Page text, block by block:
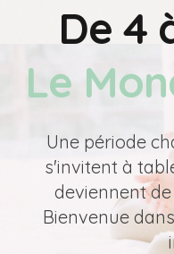
De 4
Le
Une période
s'invitent à
deviennent
Bienvenue